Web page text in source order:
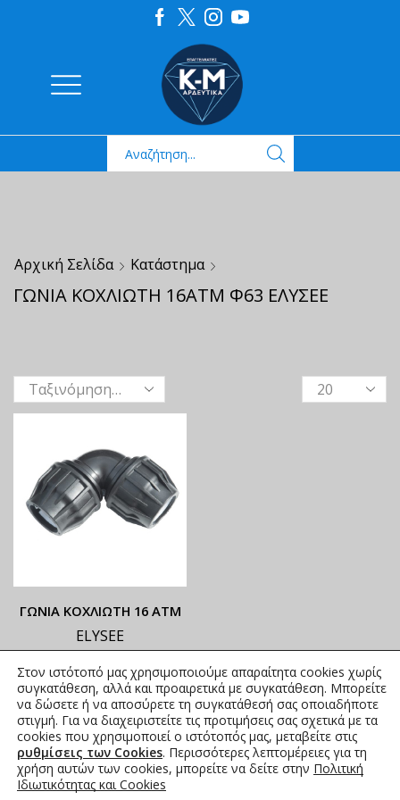
Αρχική Σελίδα Κατάστημα
ΓΩΝΙΑ ΚΟΧΛΙΩΤΗ 16ΑΤΜ Φ63 ΕΛΥΣΕΕ
ΓΩΝΙΑ ΚΟΧΛΙΩΤΗ 16 ΑΤΜ
ELYSEE
ΑΝΑΓΡΑΦΟΝΤΑΙ ΣΤΟ
ΑΝΗΡΤΗΜΕΝΟ PDF
2,05€–61,11€ συμπ. Φ.Π.Α.
Στον ιστότοπό μας χρησιμοποιούμε απαραίτητα cookies χωρίς
συγκατάθεση, αλλά και προαιρετικά με συγκατάθεση. Μπορείτε
να δώσετε ή να αποσύρετε τη συγκατάθεσή σας οποιαδήποτε
στιγμή. Για να διαχειριστείτε τις προτιμήσεις σας σχετικά με τα
cookies που χρησιμοποιεί ο ιστότοπός μας, μεταβείτε στις
ρυθμίσεις των Cookies. Περισσότερες λεπτομέρειες για τη
χρήση αυτών των cookies, μπορείτε να δείτε στην Πολιτική
Ιδιωτικότητας και Cookies